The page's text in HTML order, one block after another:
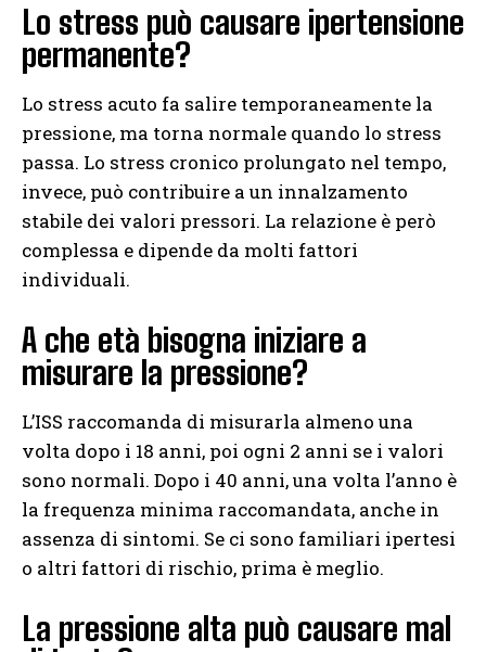
Lo stress può causare ipertensione
permanente?
Lo stress acuto fa salire temporaneamente la
pressione, ma torna normale quando lo stress
passa. Lo stress cronico prolungato nel tempo,
invece, può contribuire a un innalzamento
stabile dei valori pressori. La relazione è però
complessa e dipende da molti fattori
individuali.
A che età bisogna iniziare a
misurare la pressione?
L’ISS raccomanda di misurarla almeno una
volta dopo i 18 anni, poi ogni 2 anni se i valori
sono normali. Dopo i 40 anni, una volta l’anno è
la frequenza minima raccomandata, anche in
assenza di sintomi. Se ci sono familiari ipertesi
o altri fattori di rischio, prima è meglio.
La pressione alta può causare mal